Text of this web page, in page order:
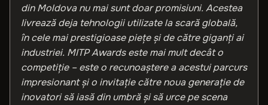
din Moldova nu mai sunt doar promisiuni. Acestea
livrează deja tehnologii utilizate la scară globală,
în cele mai prestigioase piețe și de către giganți ai
industriei. MITP Awards este mai mult decât o
competiție – este o recunoaștere a acestui parcurs
impresionant și o invitație către noua generație de
inovatori să iasă din umbră și să urce pe scena